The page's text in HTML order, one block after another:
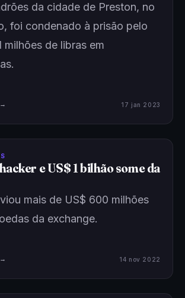
da cidade de Preston, no
foi condenado à prisão pelo
milhões de libras em
17 jan 2023
e US$ 1 bilhão some da
mais de US$ 600 milhões
da exchange.
14 nov 2022